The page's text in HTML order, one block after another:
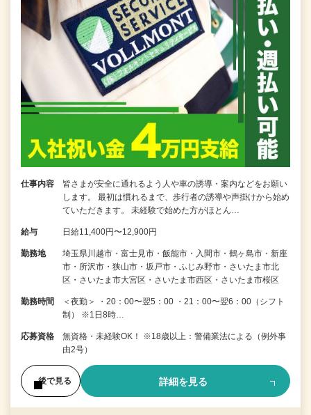
仕事内容
皆さまが安全に通れるよう人や車の誘導・案内などをお願い
します。 最初は慣れるまで、歩行者の誘導や声掛けから始め
ていただきます。 未経験で始めた方がほとん…
給与 日給11,400円〜12,900円
勤務地
埼玉県川越市・富士見市・飯能市・入間市・鶴ヶ島市・新座
市・所沢市・狭山市・坂戸市・ふじみ野市・さいたま市北
区・さいたま市大宮区・さいたま市西区・さいたま市桜区
勤務時間
＜夜勤＞ ・20：00〜翌5：00 ・21：00〜翌6：00（シフト
制） ※1日8時…
応募資格
無資格・未経験OK！ ※18歳以上：警備業法による（例外事
由2号）
後で見る 詳細を見る